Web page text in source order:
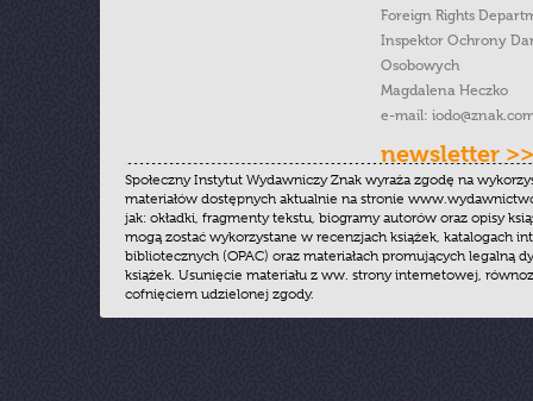
Foreign Rights
Inspektor Ochrony
Osobowych
Magdalena Heczko
e-mail:
newsletter >>
Społeczny Instytut Wydawniczy Znak wyraża zgodę na
materiałów dostępnych aktualnie na stronie
jak: okładki, fragmenty tekstu, biogramy autorów oraz opisy
mogą zostać wykorzystane w recenzjach książek, katalogach
bibliotecznych (OPAC) oraz materiałach promujących legalną
książek. Usunięcie materiału z ww. strony internetowej,
cofnięciem udzielonej zgody.